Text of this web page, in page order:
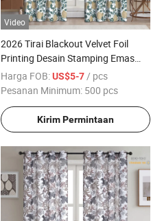
Video
2026 Tirai Blackout Velvet Foil
Printing Desain Stamping Emas
Mewah Tirai Blackout untuk Ruang
Tamu
Harga FOB:US$5-7/ pcs
Pesanan Minimum: 500 pcs
Kirim Permintaan